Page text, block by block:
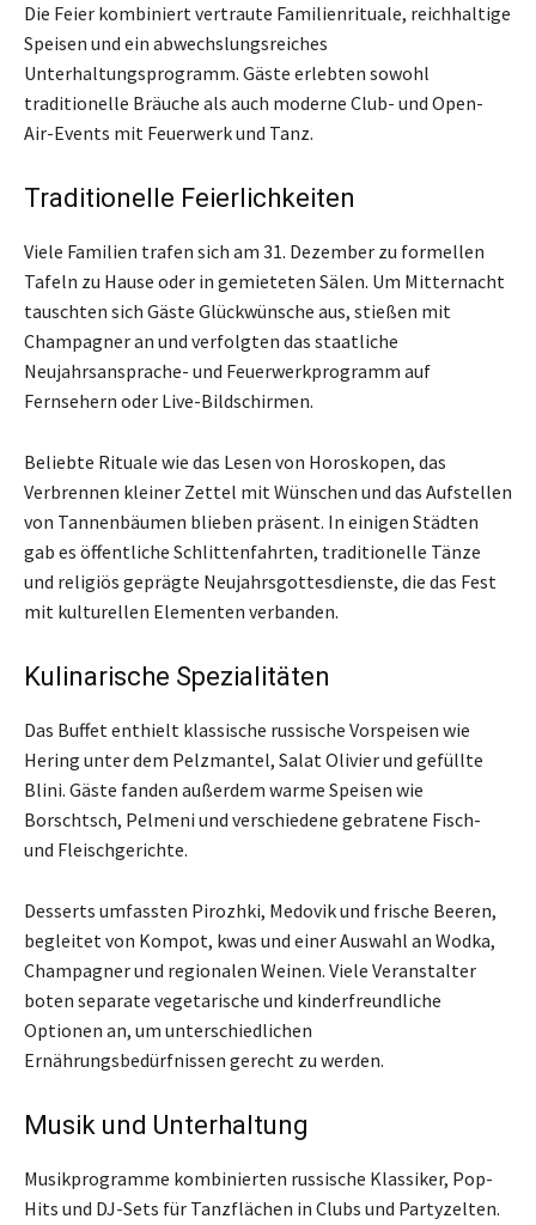
Die Feier kombiniert vertraute Familienrituale, reichhaltige
Speisen und ein abwechslungsreiches
Unterhaltungsprogramm. Gäste erlebten sowohl
traditionelle Bräuche als auch moderne Club- und Open-
Air-Events mit Feuerwerk und Tanz.
Traditionelle Feierlichkeiten
Viele Familien trafen sich am 31. Dezember zu formellen
Tafeln zu Hause oder in gemieteten Sälen. Um Mitternacht
tauschten sich Gäste Glückwünsche aus, stießen mit
Champagner an und verfolgten das staatliche
Neujahrsansprache- und Feuerwerkprogramm auf
Fernsehern oder Live-Bildschirmen.
Beliebte Rituale wie das Lesen von Horoskopen, das
Verbrennen kleiner Zettel mit Wünschen und das Aufstellen
von Tannenbäumen blieben präsent. In einigen Städten
gab es öffentliche Schlittenfahrten, traditionelle Tänze
und religiös geprägte Neujahrsgottesdienste, die das Fest
mit kulturellen Elementen verbanden.
Kulinarische Spezialitäten
Das Buffet enthielt klassische russische Vorspeisen wie
Hering unter dem Pelzmantel, Salat Olivier und gefüllte
Blini. Gäste fanden außerdem warme Speisen wie
Borschtsch, Pelmeni und verschiedene gebratene Fisch-
und Fleischgerichte.
Desserts umfassten Pirozhki, Medovik und frische Beeren,
begleitet von Kompot, kwas und einer Auswahl an Wodka,
Champagner und regionalen Weinen. Viele Veranstalter
boten separate vegetarische und kinderfreundliche
Optionen an, um unterschiedlichen
Ernährungsbedürfnissen gerecht zu werden.
Musik und Unterhaltung
Musikprogramme kombinierten russische Klassiker, Pop-
Hits und DJ-Sets für Tanzflächen in Clubs und Partyzelten.